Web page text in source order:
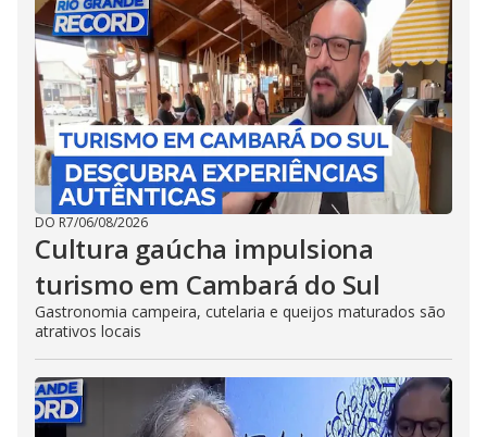
DO R7/06/08/2026
Cultura gaúcha impulsiona
turismo em Cambará do Sul
Gastronomia campeira, cutelaria e queijos maturados são
atrativos locais